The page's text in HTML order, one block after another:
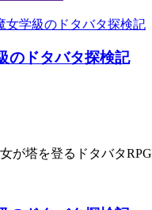
のドタバタ探検記
が塔を登るドタバタRPG